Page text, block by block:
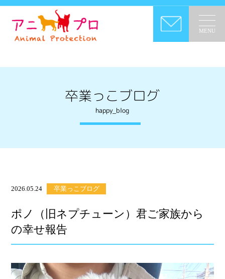
MENU
卒業っこブログ
happy_blog
2026.05.24 卒業っこブログ
ポノ（旧ネプチューン）君ご家族から
の幸せ報告